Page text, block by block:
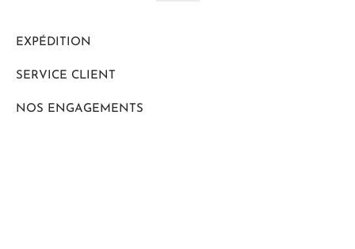
EXPÉDITION
SERVICE CLIENT
NOS ENGAGEMENTS